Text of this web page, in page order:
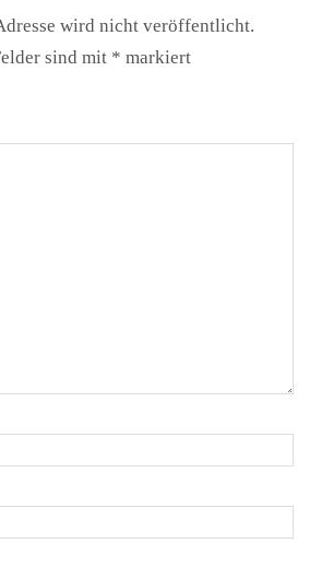
wird nicht veröffentlicht.
sind mit * markiert